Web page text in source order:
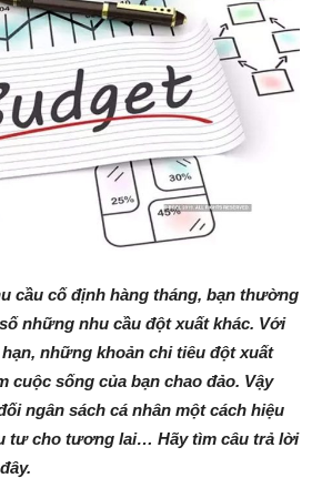
cầu cố định hàng tháng, bạn thường
những nhu cầu đột xuất khác. Với
những khoản chi tiêu đột xuất
cuộc sống của bạn chao đảo. Vậy
ngân sách cá nhân một cách hiệu
tư cho tương lai… Hãy tìm câu trả lời